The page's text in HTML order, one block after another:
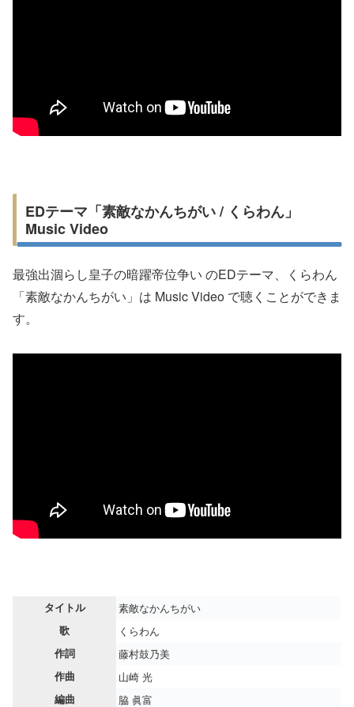
EDテーマ「素敵なかんちがい / くらわん」
Music Video
最強出涸らし皇子の暗躍帝位争い のEDテーマ、くらわん
「素敵なかんちがい」は Music Video で聴くことができま
す。
タイトル 素敵なかんちがい
歌 くらわん
作詞 藤村鼓乃美
作曲 山崎 光
編曲 脇 眞富